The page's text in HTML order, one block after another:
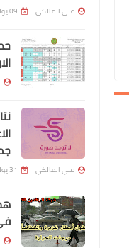
ذكرى
اخبار العامة
ارتفاع
الاسواق
اخبار العامة
علي المالكي 09 يوليو 2026
علي المالكي 31 يوليو 2025